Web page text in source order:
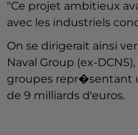
"Ce projet ambitieux
avec les industriels
On se dirigerait ainsi
Naval Group (ex-
groupes repr�sentant
de 9 milliards d'euros.